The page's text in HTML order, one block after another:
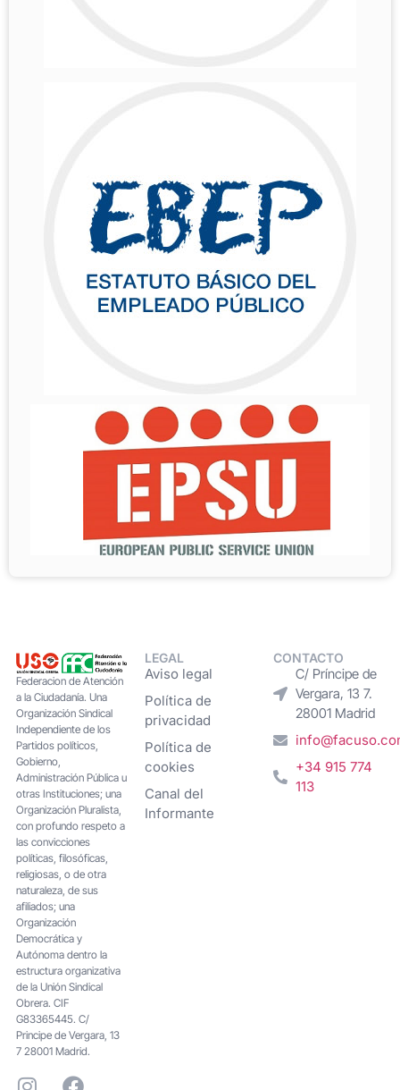
Federacion de Atención
a la Ciudadanía. Una
Organización Sindical
Independiente de los
Partidos políticos,
Gobierno,
Administración Pública u
otras Instituciones; una
Organización Pluralista,
con profundo respeto a
las convicciones
políticas, filosóficas,
religiosas, o de otra
naturaleza, de sus
afiliados; una
Organización
Democrática y
Autónoma dentro la
estructura organizativa
de la Unión Sindical
Obrera. CIF
G83365445. C/
Principe de Vergara, 13
7 28001 Madrid.
LEGAL
Aviso legal
Política de
privacidad
Política de
cookies
Canal del
Informante
CONTACTO
C/ Príncipe de
Vergara, 13 7.
28001 Madrid
+34 915 774
113